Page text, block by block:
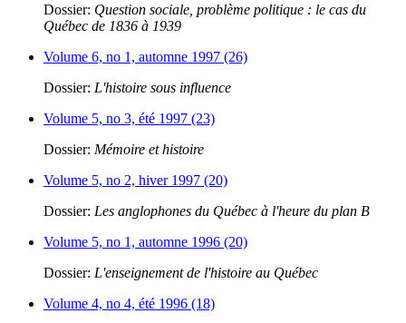
Dossier: Question sociale, problème politique : le cas du
Québec de 1836 à 1939
Volume 6, no 1, automne 1997 (26)
Dossier: L'histoire sous influence
Volume 5, no 3, été 1997 (23)
Dossier: Mémoire et histoire
Volume 5, no 2, hiver 1997 (20)
Dossier: Les anglophones du Québec à l'heure du plan B
Volume 5, no 1, automne 1996 (20)
Dossier: L'enseignement de l'histoire au Québec
Volume 4, no 4, été 1996 (18)